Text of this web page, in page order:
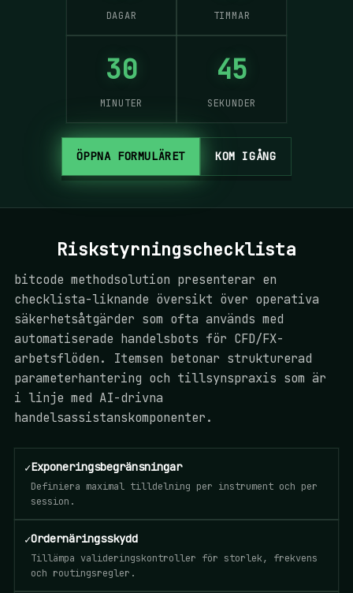
DAGAR TIMMAR
30
MINUTER
45
SEKUNDER
ÖPPNA FORMULÄRET KOM IGÅNG
Riskstyrningschecklista
bitcode methodsolution presenterar en
checklista-liknande översikt över operativa
säkerhetsåtgärder som ofta används med
automatiserade handelsbots för CFD/FX-
arbetsflöden. Itemsen betonar strukturerad
parameterhantering och tillsynspraxis som är
i linje med AI-drivna
handelsassistanskomponenter.
✓Exponeringsbegränsningar
Definiera maximal tilldelning per instrument och per
session.
✓Ordernäringsskydd
Tillämpa valideringskontroller för storlek, frekvens
och routingsregler.